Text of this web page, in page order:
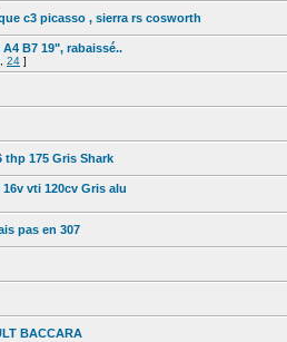
c3 picasso , sierra rs cosworth
B7 19", rabaissé..
24 ]
thp 175 Gris Shark
vti 120cv Gris alu
pas en 307
BACCARA